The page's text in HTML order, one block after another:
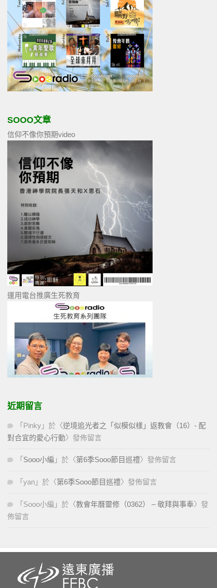
SOOO文章
信仰不像你預期video
運用電台推廣生死教育
近期留言
「 Pinky 」於〈逆境追光者之「似模似樣」返教會（16）- 配
對合宜的愛心行動〉發佈留言
「 Sooo小編 」於〈第6季Sooo節目巡禮〉發佈留言
「 yan 」於〈第6季Sooo節目巡禮〉發佈留言
「 Sooo小編 」於〈教會年曆靈修（0362） – 敬拜與事奉〉發
佈留言